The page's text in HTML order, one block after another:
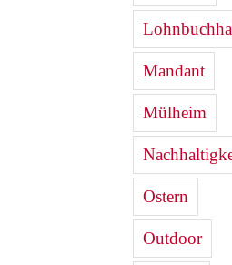
Mandant
Mülheim
Ostern
Outdoor